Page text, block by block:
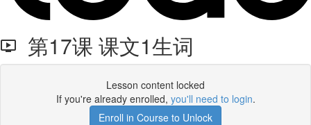
第17课 课文1生词
Lesson content locked
If you're already enrolled, you'll need to login.
Enroll in Course to Unlock